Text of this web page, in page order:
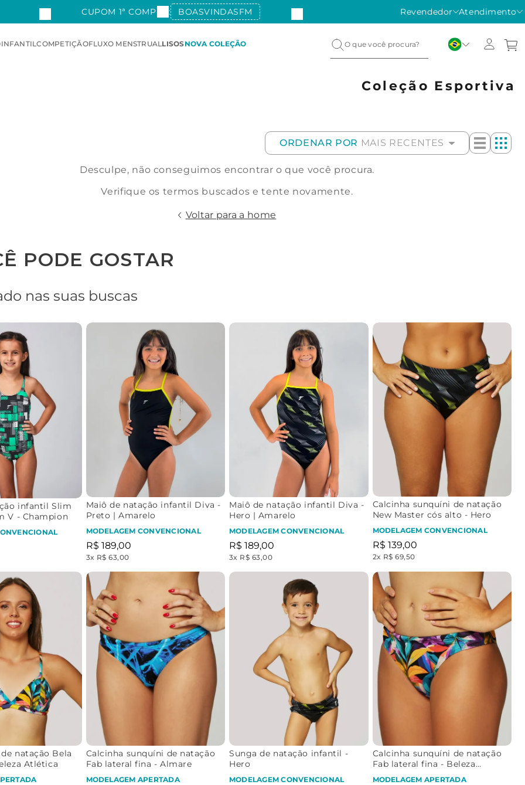
CUPOM 1ª COMPRA: BOASVINDASFM Revendedor Atendimento
INFANTILCOMPETIÇÃOFLUXO MENSTRUALLISOSNOVA COLEÇÃO
Coleção Esportiva
ORDENAR POR MAIS RECENTES
Desculpe, não conseguimos encontrar o que você procura.
Verifique os termos buscados e tente novamente.
Voltar para a home
PODE GOSTAR
nas suas buscas
infantil Slim
V - Champion
Maiô de natação infantil Diva -
Preto | Amarelo
MODELAGEM CONVENCIONAL
R$ 189,00
3x R$ 63,00
Maiô de natação infantil Diva -
Hero | Amarelo
MODELAGEM CONVENCIONAL
R$ 189,00
3x R$ 63,00
Calcinha sunquíni de natação
New Master cós alto - Hero
MODELAGEM CONVENCIONAL
R$ 139,00
2x R$ 69,50
natação Bela
Atlética
Calcinha sunquíni de natação
Fab lateral fina - Almare
MODELAGEM APERTADA
Sunga de natação infantil -
Hero
MODELAGEM CONVENCIONAL
Calcinha sunquíni de natação
Fab lateral fina - Beleza
Atlética
MODELAGEM APERTADA